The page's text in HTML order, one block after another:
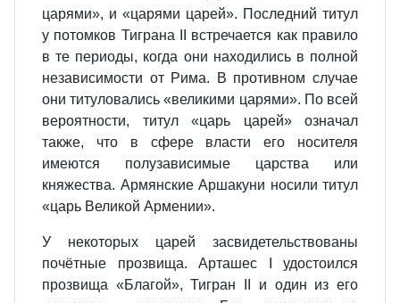
царями», и «царями царей». Последний титул
у потомков Тиграна II встречается как правило
в те периоды, когда они находились в полной
независимости от Рима. В противном случае
они титуловались «великими царями». По всей
вероятности, титул «царь царей» означал
также, что в сфере власти его носителя
имеются полузависимые царства или
княжества. Армянские Аршакуни носили титул
«царь Великой Армении».
У некоторых царей засвидетельствованы
почётные прозвища. Арташес I удостоился
прозвища «Благой», Тигран II и один из его